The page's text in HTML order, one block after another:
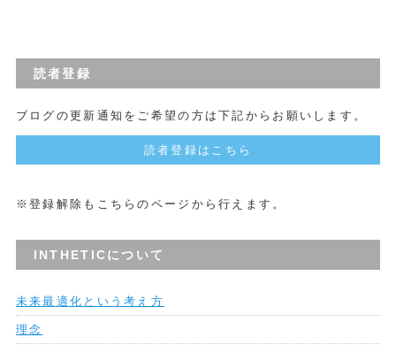
読者登録
ブログの更新通知をご希望の方は下記からお願いします。
読者登録はこちら
※登録解除もこちらのページから行えます。
INTHETICについて
未来最適化という考え方
理念